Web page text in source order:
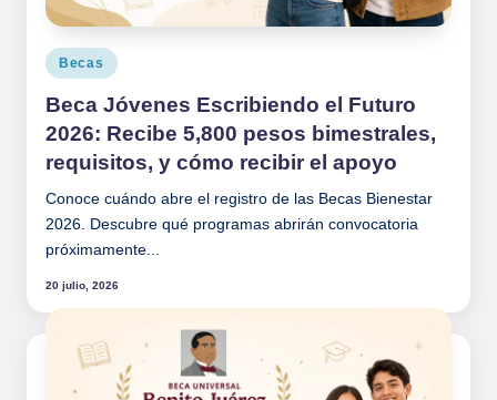
Publicado
en
Becas
Beca Jóvenes Escribiendo el Futuro
2026: Recibe 5,800 pesos bimestrales,
requisitos, y cómo recibir el apoyo
Conoce cuándo abre el registro de las Becas Bienestar
2026. Descubre qué programas abrirán convocatoria
próximamente...
20 julio, 2026